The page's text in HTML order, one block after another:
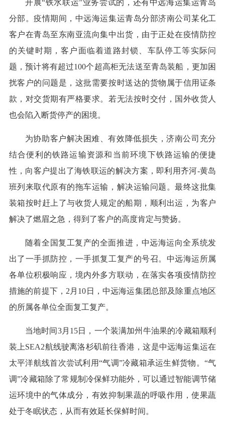
开展“铁水联运”业务尝试的，还有中远海运集运青岛
分部。疫情期间，中远海运集运青岛分部济南公司某化工
客户在青岛至东南亚流向集中出货，由于正处在疫情防控
的关键时期，客户面临着道路封锁、车队停工等实际问
题，预计将有超过100个超高柜无法送至青岛装船，更加困
扰客户的问题是，这批需要按时送达的货物属于信用证条
款，对交货期有严格要求。若无法按时交付，国外收货人
也会陷入断货停产的困境。
为协助客户解决困难、有效降低损失，济南公司充分
结合便利的铁路运输资源和当前环境下铁路运输的便捷
性，向客户提出了海铁联运的解决方案，即利用齐河-黄岛
班列来取代原有的拖车运输，解决运输问题。最终这批集
装箱按时赶上了与收货人规定的船期，顺利出运，为客户
解决了燃眉之急，得到了客户的高度肯定与赞扬。
随着全国复工复产的全面推进，中远海运向全系统发
出了一手抓防控，一手抓复工复产的号召。中远海运所属
各单位积极响应，境内外多方联动，在落实各项疫情防控
措施的前提下，2月10日，中远海运集团总部及除重点地区
的所属各单位全面复工复产。
当地时间3月15日，一个装满加州牛油果的冷藏箱顺利
装上SEA2航线驶离洛杉矶前往香港，这是中远海运集运在
太平洋航线首次尝试利用“气调”冷藏箱承运生鲜货物。“气
调”冷藏箱除了常规制冷保鲜功能外，可以通过智能调节储
运环境中的气体成分，有效抑制果蔬的呼吸作用，使果蔬
处于冬眠状态，从而有效延长保鲜时间。